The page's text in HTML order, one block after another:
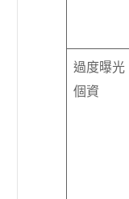
過度曝光
個資